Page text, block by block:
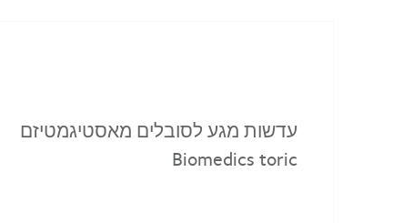
עדשות מגע לסובלים מאסטיגמטיזם
Biomedics toric